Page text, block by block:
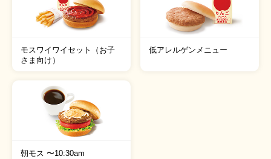
モスワイワイセット（お子
さま向け）
低アレルゲンメニュー
朝モス 〜10:30am